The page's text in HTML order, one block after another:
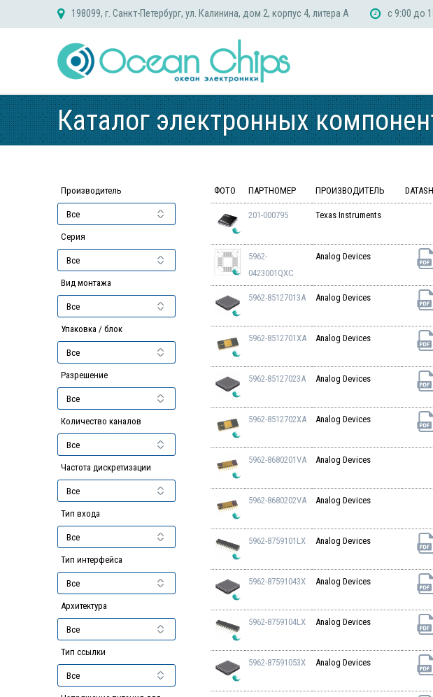
198099, г. Санкт-Петербург, ул. Калинина, дом 2, корпус 4, литера А с 9:00 до
Каталог электронных
Производитель
Серия
Вид монтажа
Упаковка / блок
Разрешение
Количество каналов
Частота дискретизации
Тип входа
Тип интерфейса
Архитектура
Тип ссылки
ФОТО ПАРТНОМЕР ПРОИЗВОДИТЕЛЬ
201-000795 Texas Instruments
5962-
0423001QXC
Analog Devices
5962-85127013A Analog Devices
5962-8512701XA Analog Devices
5962-85127023A Analog Devices
5962-8512702XA Analog Devices
5962-8680201VA Analog Devices
5962-8680202VA Analog Devices
5962-8759101LX Analog Devices
5962-87591043X Analog Devices
5962-8759104LX Analog Devices
5962-87591053X Analog Devices